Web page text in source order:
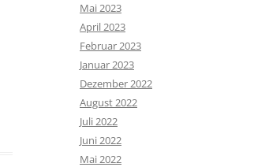
Mai 2023
April 2023
Februar 2023
Januar 2023
Dezember 2022
August 2022
Juli 2022
Juni 2022
Mai 2022